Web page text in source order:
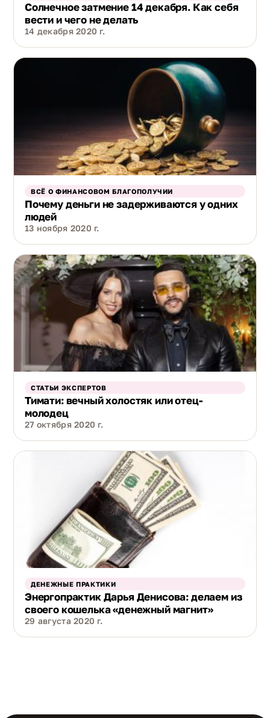
Солнечное затмение 14 декабря. Как себя
вести и чего не делать
14 декабря 2020 г.
ВСЁ О ФИНАНСОВОМ БЛАГОПОЛУЧИИ
Почему деньги не задерживаются у одних
людей
13 ноября 2020 г.
СТАТЬИ ЭКСПЕРТОВ
Тимати: вечный холостяк или отец-
молодец
27 октября 2020 г.
ДЕНЕЖНЫЕ ПРАКТИКИ
Энергопрактик Дарья Денисова: делаем из
своего кошелька «денежный магнит»
29 августа 2020 г.